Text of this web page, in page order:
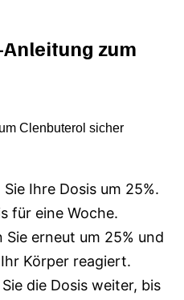
zum
Clenbuterol sicher
Ihre Dosis um 25%.
für eine Woche.
Sie erneut um 25% und
Körper reagiert.
die Dosis weiter, bis